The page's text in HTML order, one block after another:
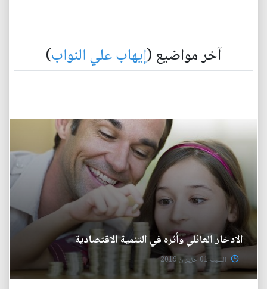
آخر مواضيع (إيهاب علي النواب)
الادخار العائلي وأثره في التنمية الاقتصادية
السبت 01 حزيران 2019